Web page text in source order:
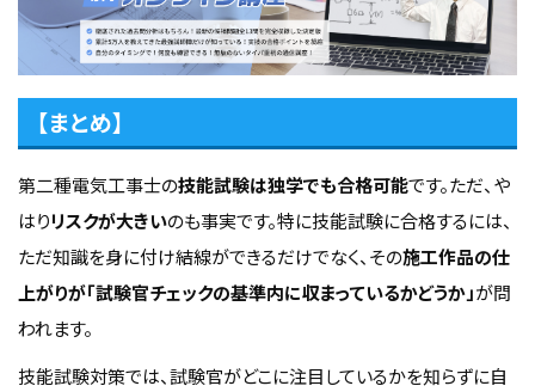
【まとめ】
第二種電気工事士の技能試験は独学でも合格可能です。ただ、や
はりリスクが大きいのも事実です。特に技能試験に合格するには、
ただ知識を身に付け結線ができるだけでなく、その施工作品の仕
上がりが「試験官チェックの基準内に収まっているかどうか」が問
われます。
技能試験対策では、試験官がどこに注目しているかを知らずに自